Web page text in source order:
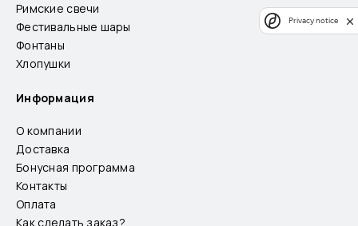
Римские свечи
Фестивальные шары
Фонтаны
Хлопушки
Информация
О компании
Доставка
Бонусная программа
Контакты
Оплата
Как сделать заказ?
Privacy notice